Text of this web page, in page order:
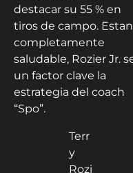
destacar su 55 % en
tiros de campo.
completamente
saludable, Rozier Jr.
un factor clave la
estrategia del coach
“Spo”.
Terr
y
Rozi